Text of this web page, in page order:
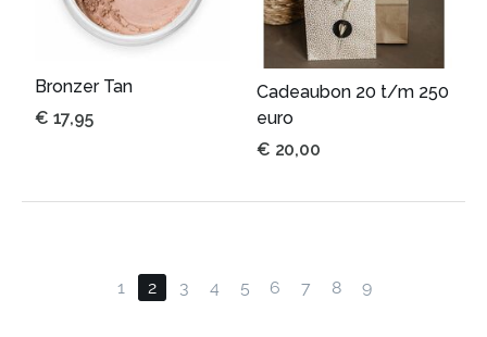
Bronzer Tan
€ 17,95
Cadeaubon 20 t/m 250
euro
€ 20,00
1 2 3 4 5 6 7 8 9